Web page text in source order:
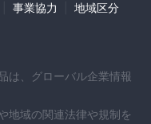
事業協力 地域区分
は、グローバル企業情報
地域の関連法律や規制を